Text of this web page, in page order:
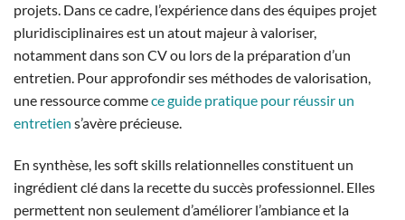
projets. Dans ce cadre, l’expérience dans des équipes projet
pluridisciplinaires est un atout majeur à valoriser,
notamment dans son CV ou lors de la préparation d’un
entretien. Pour approfondir ses méthodes de valorisation,
une ressource commece guide pratique pour réussir un
entretien s’avère précieuse.
En synthèse, les soft skills relationnelles constituent un
ingrédient clé dans la recette du succès professionnel. Elles
permettent non seulement d’améliorer l’ambiance et la